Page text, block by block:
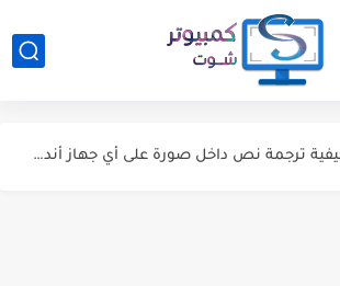
ثلاثة طرق لإيقاف تحديثات ويندوز 10 الإجبارية
كيفية استعادة ملفاتك عندما يتوقف الويندوز عن العمل والاقلاع
كيفية تحويل ملفات تثبيت ويندوز الى ISO قابل للإقلاع بأكثر...